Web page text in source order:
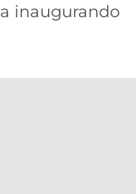
inaugurando